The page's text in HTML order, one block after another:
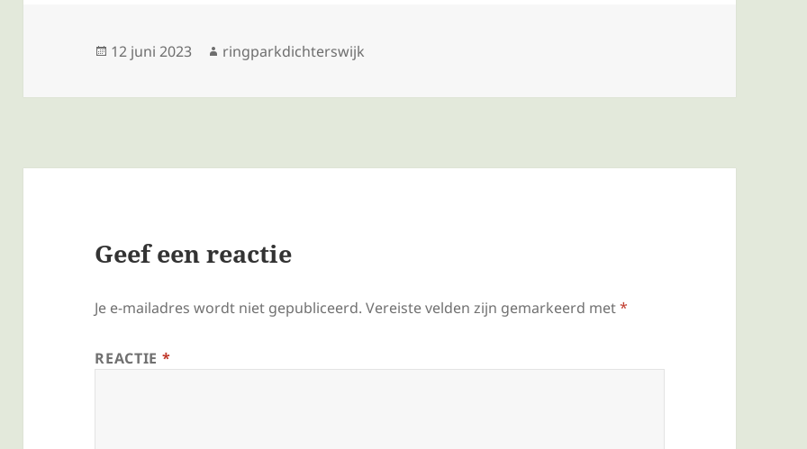
ringparkdichterswijkutrecht/
Geplaatst
12 juni 2023 Auteur
ringparkdichterswijk
Geef een reactie
Je e-mailadres wordt niet gepubliceerd. Vereiste velden zijn gemarkeerd met*
REACTIE *